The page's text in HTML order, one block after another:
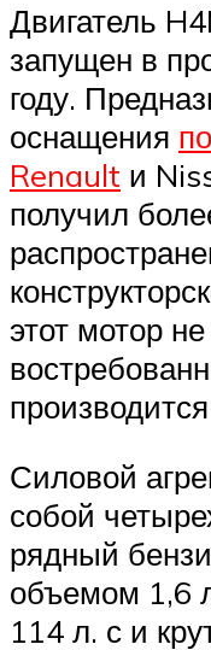
Двигатель
запущен в
году.
оснащения
Renault и
получил
этот мотор
Силовой
собой
рядный
объемом 1,6
114 л. с и